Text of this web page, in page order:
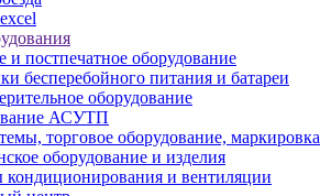
и постпечатное оборудование
бесперебойного питания и батареи
оборудование
АСУТП
торговое оборудование, маркировка
оборудование и изделия
и вентиляции